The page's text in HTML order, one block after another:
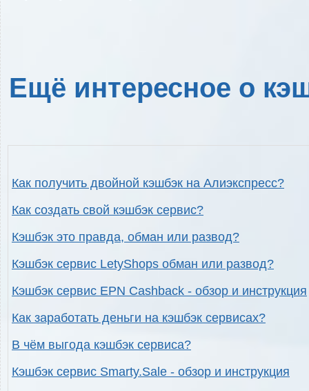
Ещё интересное о
Как получить двойной кэшбэк на Алиэкспресс?
Как создать свой кэшбэк сервис?
Кэшбэк это правда, обман или развод?
Кэшбэк сервис LetyShops обман или развод?
Кэшбэк сервис EPN Cashback - обзор и инструкция
Как заработать деньги на кэшбэк сервисах?
В чём выгода кэшбэк сервиса?
Кэшбэк сервис Smarty.Sale - обзор и инструкция